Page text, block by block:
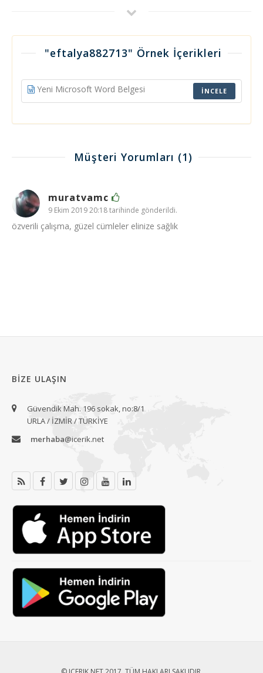
"eftalya882713" Örnek İçerikleri
Yeni Microsoft Word Belgesi İNCELE
Müşteri Yorumları (1)
muratvamc
9 Ekim 2019 20:18 tarihinde gönderildi.
özverili çalışma, güzel cümleler elinize sağlık
BIZE ULAŞIN
Güvendik Mah. 196 sokak, no:8/1
URLA / İZMİR / TÜRKİYE
merhaba@icerik.net